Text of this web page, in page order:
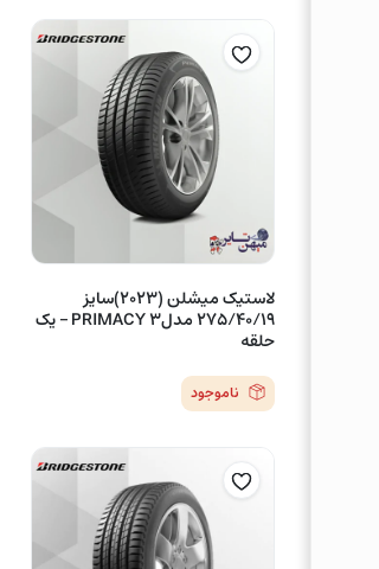
لاستیک میشلن (2023)سایز
275/40/19 مدلPRIMACY 3 – یک
حلقه
ناموجود